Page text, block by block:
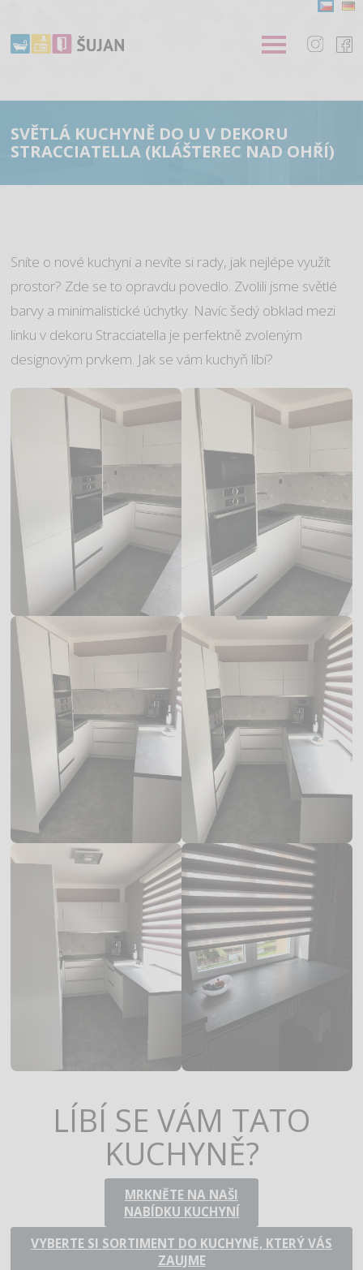
SVĚTLÁ KUCHYNĚ DO U V DEKORU
STRACCIATELLA (KLÁŠTEREC NAD OHŘÍ)
Sníte o nové kuchyni a nevíte si rady, jak nejlépe využít
prostor? Zde se to opravdu povedlo. Zvolili jsme světlé
barvy a minimalistické úchytky. Navíc šedý obklad mezi
linku v dekoru Stracciatella je perfektně zvoleným
designovým prvkem. Jak se vám kuchyň líbí?
LÍBÍ SE VÁM TATO
KUCHYNĚ?
MRKNĚTE NA NAŠI
NABÍDKU KUCHYNÍ
VYBERTE SI SORTIMENT DO KUCHYNĚ, KTERÝ VÁS
ZAUJME